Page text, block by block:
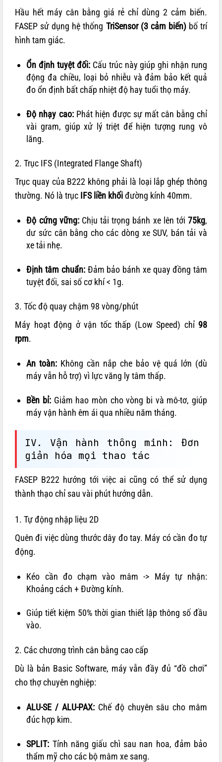
Hầu hết máy cân bằng giá rẻ chỉ dùng 2 cảm biến.
FASEP sử dụng hệ thống TriSensor (3 cảm biến)bố trí
hình tam giác.
Ổn định tuyệt đối:Cấu trúc này giúp ghi nhận rung
động đa chiều, loại bỏ nhiễu và đảm bảo kết quả
đo ổn định bất chấp nhiệt độ hay tuổi thọ máy.
Độ nhạy cao:Phát hiện được sự mất cân bằng chỉ
vài gram, giúp xử lý triệt để hiện tượng rung vô
lăng.
2. Trục IFS (Integrated Flange Shaft)
Trục quay của B222 không phải là loại lắp ghép thông
thường. Nó là trục IFS liền khốiđường kính 40mm.
Độ cứng vững:Chịu tải trọng bánh xe lên tới75kg,
dư sức cân bằng cho các dòng xe SUV, bán tải và
xe tải nhẹ.
Định tâm chuẩn:Đảm bảo bánh xe quay đồng tâm
tuyệt đối, sai số cơ khí < 1g.
3. Tốc độ quay chậm 98 vòng/phút
Máy hoạt động ở vận tốc thấp (Low Speed) chỉ 98
rpm.
An toàn: Không cần nắp che bảo vệ quá lớn (dù
máy vẫn hỗ trợ) vì lực văng ly tâm thấp.
Bền bỉ: Giảm hao mòn cho vòng bi và mô-tơ, giúp
máy vận hành êm ái qua nhiều năm tháng.
IV. Vận hành thông minh: Đơn
giản hóa mọi thao tác
FASEP B222 hướng tới việc ai cũng có thể sử dụng
thành thạo chỉ sau vài phút hướng dẫn.
1. Tự động nhập liệu 2D
Quên đi việc dùng thước dây đo tay. Máy có cần đo tự
động.
Kéo cần đo chạm vào mâm -> Máy tự nhận:
Khoảng cách + Đường kính.
Giúp tiết kiệm 50% thời gian thiết lập thông số đầu
vào.
2. Các chương trình cân bằng cao cấp
Dù là bản Basic Software, máy vẫn đầy đủ “đồ chơi”
cho thợ chuyên nghiệp:
ALU-SE / ALU-PAX: Chế độ chuyên sâu cho mâm
đúc hợp kim.
SPLIT: Tính năng giấu chì sau nan hoa, đảm bảo
thẩm mỹ cho các bộ mâm xe sang.